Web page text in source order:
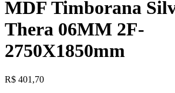
MDF Timborana
Thera 06MM 2F-
2750X1850mm
R$ 401,70